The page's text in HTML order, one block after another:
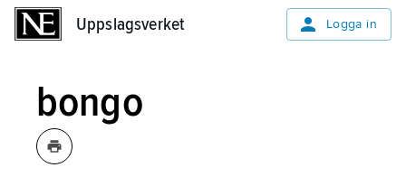
Uppslagsverket Logga in
bongo